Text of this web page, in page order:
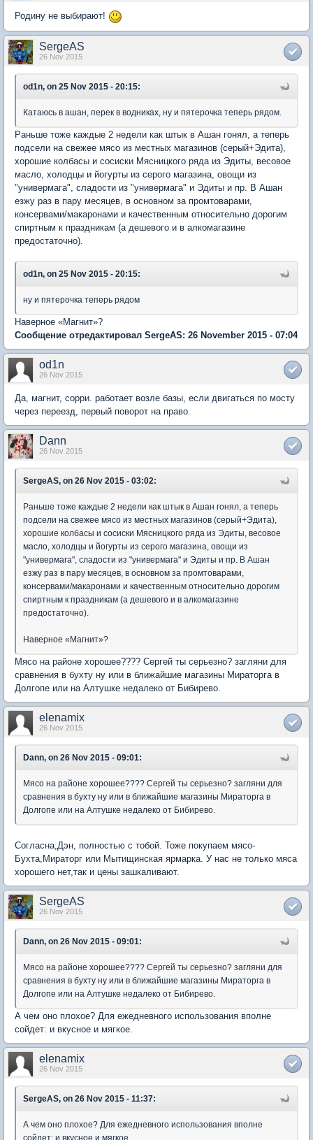
Родину не выбирают!
SergeAS
26 Nov 2015
od1n, on 25 Nov 2015 - 20:15:
Катаюсь в ашан, перек в водниках, ну и пятерочка теперь рядом.
Раньше тоже каждые 2 недели как штык в Ашан гонял, а теперь
подсели на свежее мясо из местных магазинов (серый+Эдита),
хорошие колбасы и сосиски Мясницкого ряда из Эдиты, весовое
масло, холодцы и йогурты из серого магазина, овощи из
"универмага", сладости из "универмага" и Эдиты и пр. В Ашан
езжу раз в пару месяцев, в основном за промтоварами,
консервами/макаронами и качественным относительно дорогим
спиртным к праздникам (а дешевого и в алкомагазине
предостаточно).
od1n, on 25 Nov 2015 - 20:15:
ну и пятерочка теперь рядом
Наверное «Магнит»?
Сообщение отредактировал SergeAS: 26 November 2015 - 07:04
od1n
26 Nov 2015
Да, магнит, сорри. работает возле базы, если двигаться по мосту
через переезд, первый поворот на право.
Dann
26 Nov 2015
SergeAS, on 26 Nov 2015 - 03:02:
Раньше тоже каждые 2 недели как штык в Ашан гонял, а теперь
подсели на свежее мясо из местных магазинов (серый+Эдита),
хорошие колбасы и сосиски Мясницкого ряда из Эдиты, весовое
масло, холодцы и йогурты из серого магазина, овощи из
"универмага", сладости из "универмага" и Эдиты и пр. В Ашан
езжу раз в пару месяцев, в основном за промтоварами,
консервами/макаронами и качественным относительно дорогим
спиртным к праздникам (а дешевого и в алкомагазине
предостаточно).
Наверное «Магнит»?
Мясо на районе хорошее???? Сергей ты серьезно? загляни для
сравнения в бухту ну или в ближайшие магазины Мираторга в
Долгопе или на Алтушке недалеко от Бибирево.
elenamix
26 Nov 2015
Dann, on 26 Nov 2015 - 09:01:
Мясо на районе хорошее???? Сергей ты серьезно? загляни для
сравнения в бухту ну или в ближайшие магазины Мираторга в
Долгопе или на Алтушке недалеко от Бибирево.
Согласна,Дэн, полностью с тобой. Тоже покупаем мясо-
Бухта,Мираторг или Мытищинская ярмарка. У нас не только мяса
хорошего нет,так и цены зашкаливают.
SergeAS
26 Nov 2015
Dann, on 26 Nov 2015 - 09:01:
Мясо на районе хорошее???? Сергей ты серьезно? загляни для
сравнения в бухту ну или в ближайшие магазины Мираторга в
Долгопе или на Алтушке недалеко от Бибирево.
А чем оно плохое? Для ежедневного использования вполне
сойдет: и вкусное и мягкое.
elenamix
26 Nov 2015
SergeAS, on 26 Nov 2015 - 11:37:
А чем оно плохое? Для ежедневного использования вполне
сойдет: и вкусное и мягкое.